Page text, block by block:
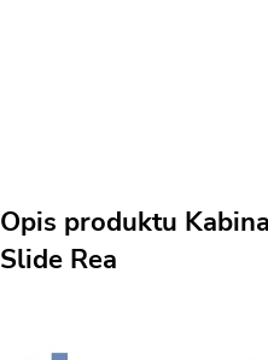
Opis produktu
Slide Rea